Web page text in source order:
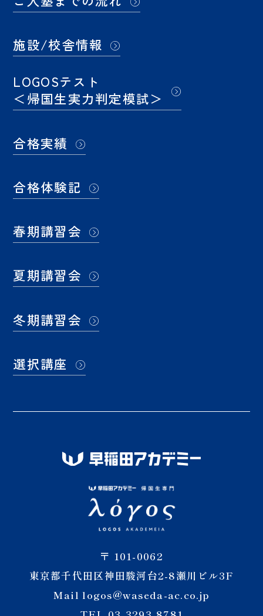
施設/校舎情報
LOGOSテスト
＜帰国生実力判定模試＞
合格実績
合格体験記
春期講習会
夏期講習会
冬期講習会
選択講座
〒 101-0062
東京都千代田区神田駿河台2-8瀬川ビル3F
Mail logos@waseda-ac.co.jp